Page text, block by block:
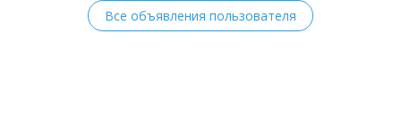
Все объявления пользователя